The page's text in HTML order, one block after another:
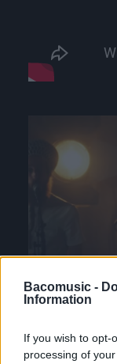
Bacomusic -
Information
If you wish to opt-
processing of